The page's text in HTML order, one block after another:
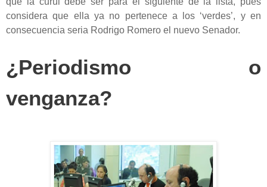
considera que ella ya no pertenece a los ‘verdes’, y en
consecuencia seria Rodrigo Romero el nuevo Senador.
¿Periodismo o
venganza?